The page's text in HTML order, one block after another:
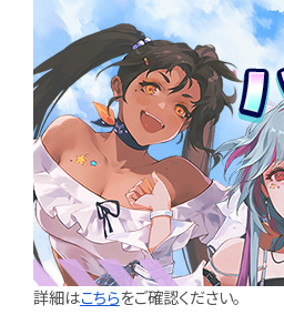
詳細はこちらをご確認ください。